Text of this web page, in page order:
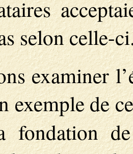
selon celle-
examiner
exemple de
fondation